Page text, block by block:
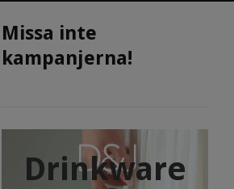
Missa inte
kampanjerna!
Drinkware